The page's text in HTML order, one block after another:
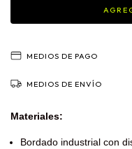
MEDIOS DE PAGO
MEDIOS DE ENVÍO
Materiales:
Bordado industrial con